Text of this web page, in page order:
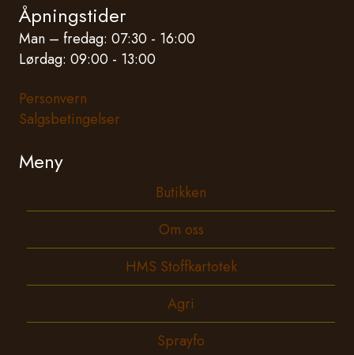
Åpningstider
Man – fredag: 07:30 - 16:00
Lørdag: 09:00 - 13:00
Personvern
Salgsbetingelser
Meny
Butikken
Om oss
HMS Stoffkartotek
Agri
Sprayfo